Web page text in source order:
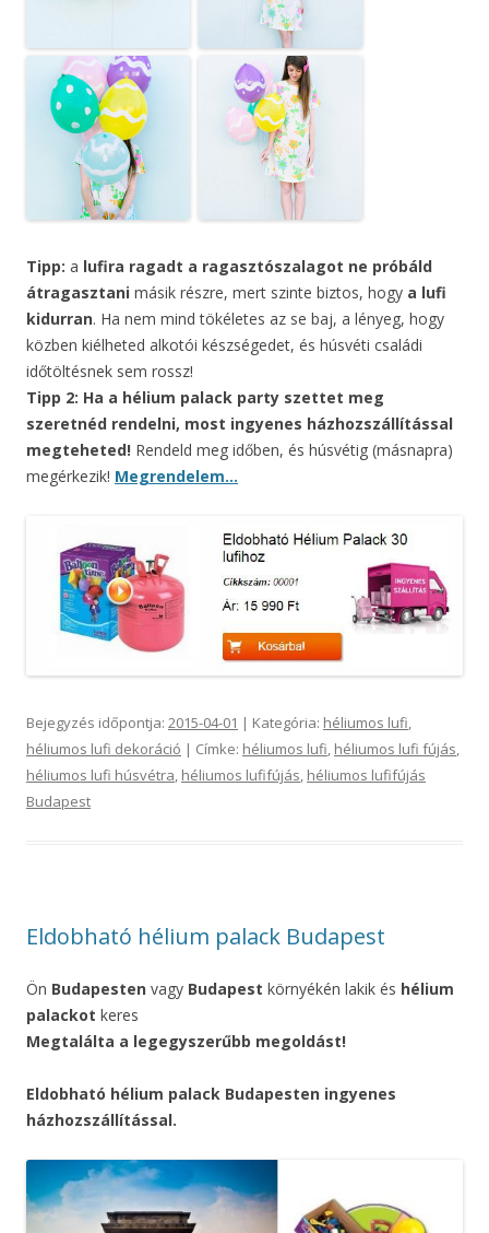
Tipp: a lufira ragadt a ragasztószalagot ne próbáld
átragasztani másik részre, mert szinte biztos, hogy a lufi
kidurran. Ha nem mind tökéletes az se baj, a lényeg, hogy
közben kiélheted alkotói készségedet, és húsvéti családi
időtöltésnek sem rossz!
Tipp 2: Ha a hélium palack party szettet meg
szeretnéd rendelni, most ingyenes házhozszállítással
megteheted! Rendeld meg időben, és húsvétig (másnapra)
megérkezik! Megrendelem…
Bejegyzés időpontja: 2015-04-01 | Kategória: héliumos lufi,
héliumos lufi dekoráció | Címke: héliumos lufi, héliumos lufi fújás,
héliumos lufi húsvétra, héliumos lufifújás, héliumos lufifújás
Budapest
Eldobható hélium palack Budapest
Ön Budapesten vagy Budapest környékén lakik és hélium
palackot keres
Megtalálta a legegyszerűbb megoldást!
Eldobható hélium palack Budapesten ingyenes
házhozszállítással.